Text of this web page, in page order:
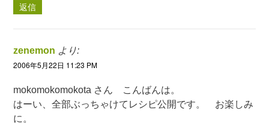
返信
zenemon より:
2006年5月22日 11:23 PM
mokomokomokota さん こんばんは。
はーい、全部ぶっちゃけてレシピ公開です。 お楽しみ
に。